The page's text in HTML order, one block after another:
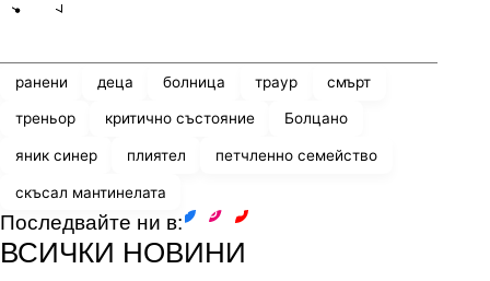
ранени деца болница траур смърт
треньор критично състояние Болцано
яник синер плиятел петчленно семейство
скъсал мантинелата
Последвайте ни в:
ВСИЧКИ НОВИНИ